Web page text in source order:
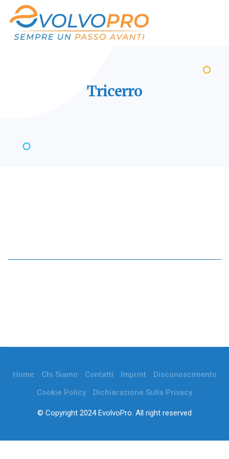
Tricerro
Home Chi Siamo Contatti Imprint
Disconoscimento
Cookie Policy
Dichiarazione Sulla Privacy
© Copyright 2024 EvolvoPro. All right reserved